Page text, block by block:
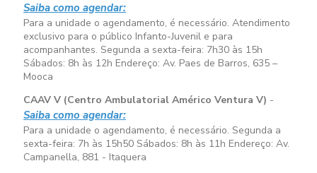
Saiba como agendar:
Para a unidade o agendamento, é necessário. Atendimento
exclusivo para o público Infanto-Juvenil e para
acompanhantes. Segunda a sexta-feira: 7h30 às 15h
Sábados: 8h às 12h Endereço: Av. Paes de Barros, 635 –
Mooca
CAAV V (Centro Ambulatorial Américo Ventura V) -
Saiba como agendar:
Para a unidade o agendamento, é necessário. Segunda a
sexta-feira: 7h às 15h50 Sábados: 8h às 11h Endereço: Av.
Campanella, 881 - Itaquera